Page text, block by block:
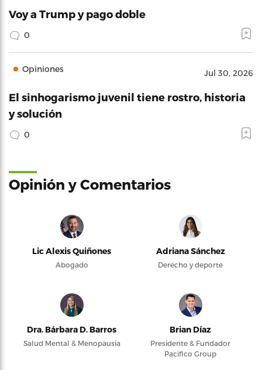
Voy a Trump y pago doble
0
Opiniones Jul 30, 2026
El sinhogarismo juvenil tiene rostro, historia
y solución
0
Opinión y Comentarios
Lic Alexis Quiñones
Abogado
Adriana Sánchez
Derecho y deporte
Dra. Bárbara D. Barros
Salud Mental & Menopausia
Brian Díaz
Presidente & Fundador
Pacifico Group